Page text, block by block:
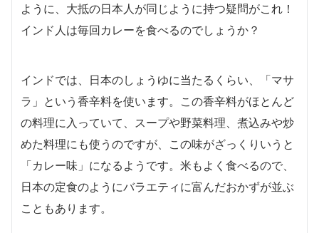
ように、大抵の日本人が同じように持つ疑問がこれ！
インド人は毎回カレーを食べるのでしょうか？
インドでは、日本のしょうゆに当たるくらい、「マサ
ラ」という香辛料を使います。この香辛料がほとんど
の料理に入っていて、スープや野菜料理、煮込みや炒
めた料理にも使うのですが、この味がざっくりいうと
「カレー味」になるようです。米もよく食べるので、
日本の定食のようにバラエティに富んだおかずが並ぶ
こともあります。